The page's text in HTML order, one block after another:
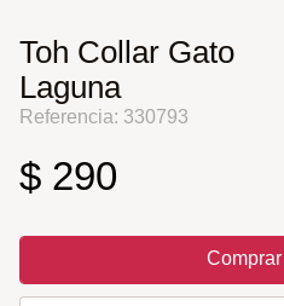
Toh Collar Gato
Laguna
Referencia: 330793
$ 290